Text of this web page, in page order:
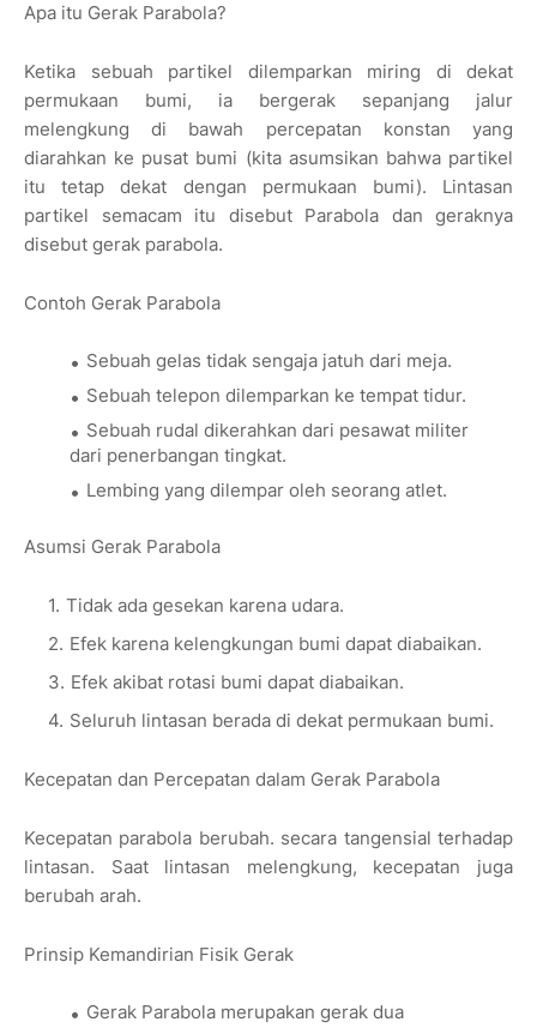
Apa itu Gerak Parabola?
Ketika sebuah partikel dilemparkan miring di dekat
permukaan bumi, ia bergerak sepanjang jalur
melengkung di bawah percepatan konstan yang
diarahkan ke pusat bumi (kita asumsikan bahwa partikel
itu tetap dekat dengan permukaan bumi). Lintasan
partikel semacam itu disebut Parabola dan geraknya
disebut gerak parabola.
Contoh Gerak Parabola
Sebuah gelas tidak sengaja jatuh dari meja.
Sebuah telepon dilemparkan ke tempat tidur.
Sebuah rudal dikerahkan dari pesawat militer
dari penerbangan tingkat.
Lembing yang dilempar oleh seorang atlet.
Asumsi Gerak Parabola
Tidak ada gesekan karena udara.
Efek karena kelengkungan bumi dapat diabaikan.
Efek akibat rotasi bumi dapat diabaikan.
Seluruh lintasan berada di dekat permukaan bumi.
Kecepatan dan Percepatan dalam Gerak Parabola
Kecepatan parabola berubah. secara tangensial terhadap
lintasan. Saat lintasan melengkung, kecepatan juga
berubah arah.
Prinsip Kemandirian Fisik Gerak
Gerak Parabola merupakan gerak dua